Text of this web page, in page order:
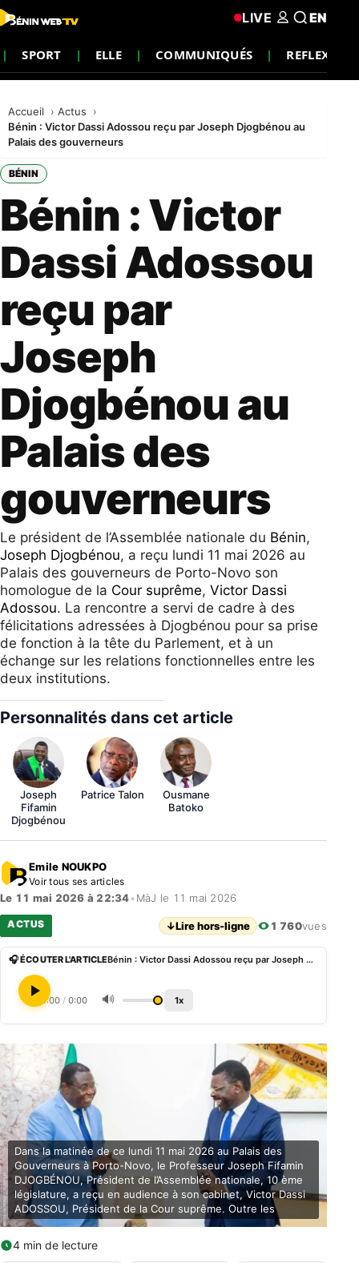
SPORT ELLE COMMUNIQUÉS
LIVE EN
Accueil
Actus
Bénin : Victor Dassi Adossou reçu par Joseph Djogbénou au
Palais des gouverneurs
BÉNIN
Bénin : Victor
Dassi Adossou
reçu par
Joseph
Djogbénou au
Palais des
gouverneurs
Le président de l’Assemblée nationale du Bénin,
Joseph Djogbénou, a reçu lundi 11 mai 2026 au
Palais des gouverneurs de Porto-Novo son
homologue de la Cour suprême, Victor Dassi
Adossou. La rencontre a servi de cadre à des
félicitations adressées à Djogbénou pour sa prise
de fonction à la tête du Parlement, et à un
échange sur les relations fonctionnelles entre les
deux institutions.
Personnalités dans cet article
Joseph
Fifamin
Djogbénou
Patrice Talon
Ousmane
Batoko
Emile NOUKPO
Voir tous ses articles
Le 11 mai 2026 à 22:34• MàJ le 11 mai 2026
ACTUS ↓Lire hors-ligne 1 760vues
🎧 ÉCOUTER L'ARTICLE Bénin : Victor Dassi Adossou reçu par Joseph Djogbénou au Palais des gouverneurs
0:00 / 0:00 🔊 1x
Dans la matinée de ce lundi 11 mai 2026 au Palais des
Gouverneurs à Porto-Novo, le Professeur Joseph Fifamin
DJOGBÉNOU, Président de l’Assemblée nationale, 10 ème
législature, a reçu en audience à son cabinet, Victor Dassi
ADOSSOU, Président de la Cour suprême. Outre les
4 min de lecture